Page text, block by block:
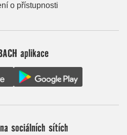
o přístupnosti
aplikace
na sociálních sítích